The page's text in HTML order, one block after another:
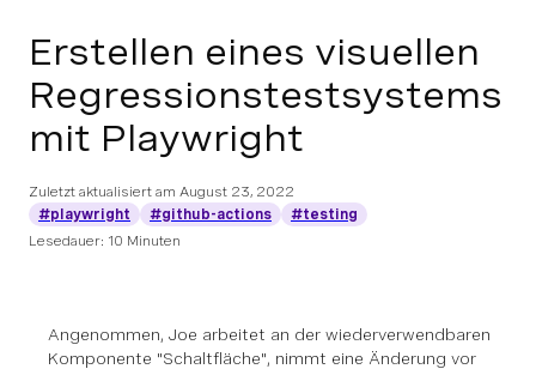
Erstellen eines visuellen
Regressionstestsystems
mit Playwright
Zuletzt aktualisiert am August 23, 2022
#playwright
#github-actions
#testing
Lesedauer: 10 Minuten
Angenommen, Joe arbeitet an der wiederverwendbaren
Komponente "Schaltfläche", nimmt eine Änderung vor